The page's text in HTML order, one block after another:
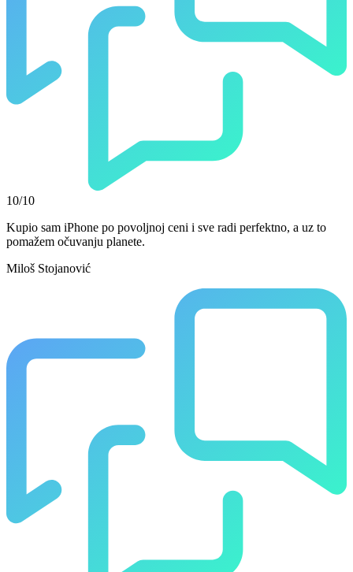
10/10
Kupio sam iPhone po povoljnoj ceni i sve radi perfektno, a uz to
pomažem očuvanju planete.
Miloš Stojanović